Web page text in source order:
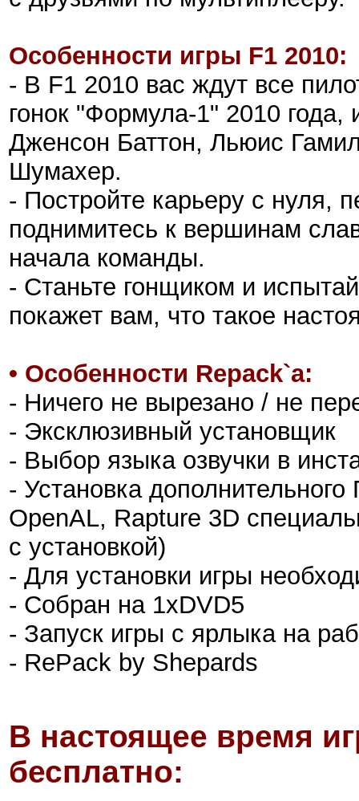
Особенности игры F1 2010:
- В F1 2010 вас ждут все
гонок "Формула-1" 2010
Дженсон Баттон, Льюис
Шумахер.
- Постройте карьеру с нуля,
поднимитесь к вершинам
начала команды.
- Станьте гонщиком и
покажет вам, что такое
• Особенности Repack`а:
- Ничего не вырезано / не
- Эксклюзивный установщик
- Выбор языка озвучки в
- Установка
OpenAL, Rapture 3D
с установкой)
- Для установки игры
- Собран на 1xDVD5
- Запуск игры с ярлыка на
- RePack by Shepards
В настоящее время
бесплатно: